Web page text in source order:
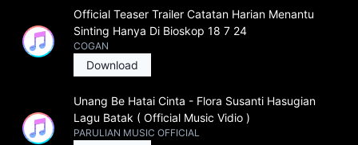
Official Teaser Trailer Catatan Harian Menantu
Sinting Hanya Di Bioskop 18 7 24
COGAN
Download
Unang Be Hatai Cinta - Flora Susanti Hasugian
Lagu Batak ( Official Music Vidio )
PARULIAN MUSIC OFFICIAL